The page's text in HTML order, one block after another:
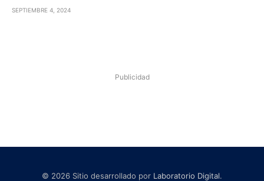
SEPTIEMBRE 4, 2024
Publicidad
© 2026 Sitio desarrollado por Laboratorio Digital.